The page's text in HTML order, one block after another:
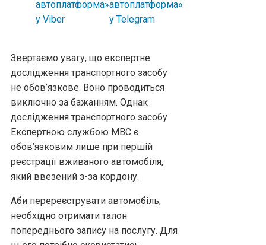
Звертаємо увагу, що експертне
дослідження транспортного засобу
не обов’язкове. Воно проводиться
виключно за бажанням. Однак
дослідження транспортного засобу
Експертною службою МВС є
обов’язковим лише при першій
реєстрації вживаного автомобіля,
який ввезений з-за кордону.
Аби перереєструвати автомобіль,
необхідно отримати талон
попереднього запису на послугу. Для